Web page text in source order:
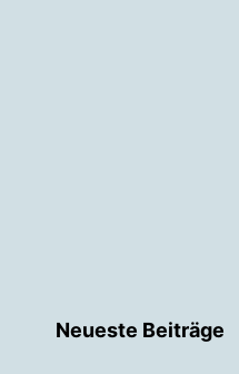
Neueste Beiträge